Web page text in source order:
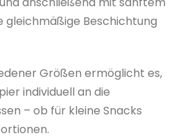
gleichmäßige Beschichtung
Größen ermöglicht es,
individuell an die
– ob für kleine Snacks